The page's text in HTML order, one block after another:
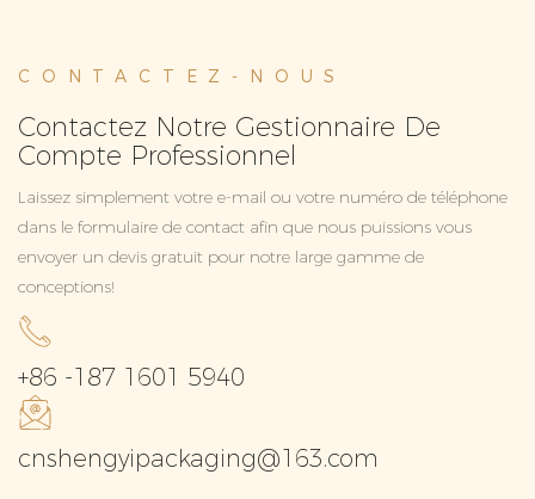
CONTACTEZ-NOUS
Contactez Notre Gestionnaire De
Compte Professionnel
Laissez simplement votre e-mail ou votre numéro de téléphone
dans le formulaire de contact afin que nous puissions vous
envoyer un devis gratuit pour notre large gamme de
conceptions!
+86 -187 1601 5940
cnshengyipackaging@163.com